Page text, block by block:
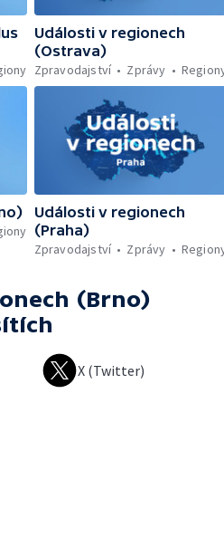
Události v regionech
(Ostrava)
Zpravodajství
Zprávy
Události v regionech
(Praha)
Zpravodajství
Zprávy
(Brno)
X (Twitter)